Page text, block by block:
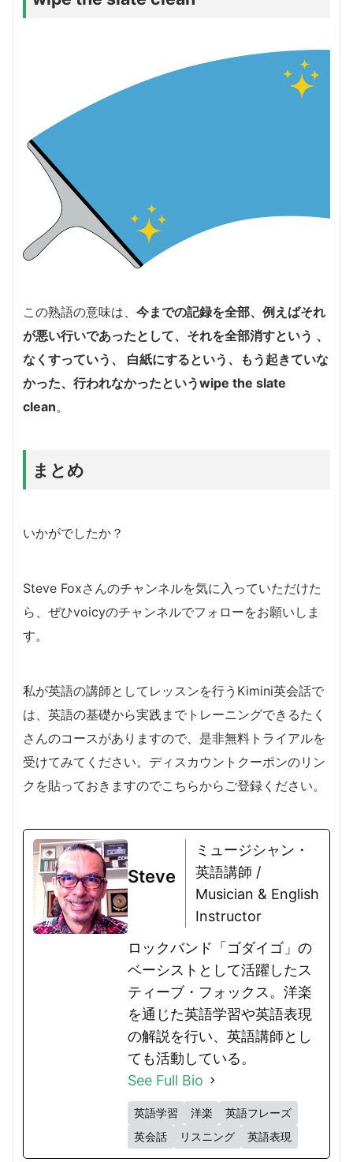
この熟語の意味は、 今までの記録を全部、例えばそれ
が悪い行いであったとして、それを全部消すという 、
なくすっていう、 白紙にするという、もう起きていな
かった、行われなかったというwipe the slate
clean。
まとめ
いかがでしたか？
Steve Foxさんのチャンネルを気に入っていただけた
ら、ぜひvoicyのチャンネルでフォローをお願いしま
す。
私が英語の講師としてレッスンを行うKimini英会話で
は、英語の基礎から実践までトレーニングできるたく
さんのコースがありますので、是非無料トライアルを
受けてみてください。ディスカウントクーポンのリン
クを貼っておきますのでこちらからご登録ください。
Steve
ミュージシャン・
英語講師 /
Musician & English
Instructor
ロックバンド「ゴダイゴ」の
ベーシストとして活躍したス
ティーブ・フォックス。洋楽
を通じた英語学習や英語表現
の解説を行い、英語講師とし
ても活動している。
See Full Bio
英語学習 洋楽
英語フレーズ
英会話
リスニング 英語表現